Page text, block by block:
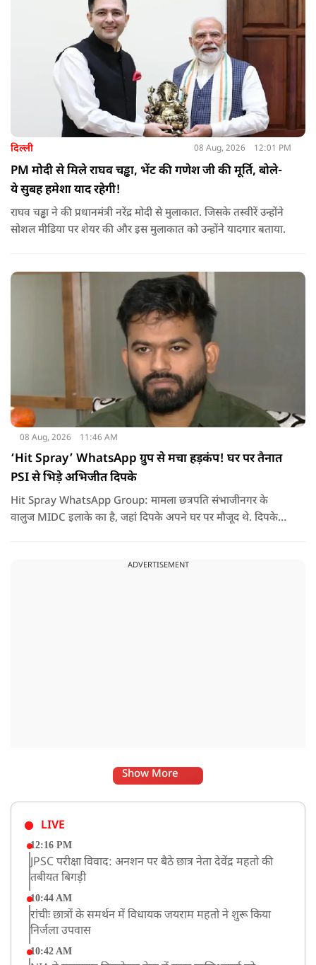
दिल्ली 08 Aug, 2026 12:01 PM
PM मोदी से मिले राघव चड्ढा, भेंट की गणेश जी की मूर्ति, बोले-
ये सुबह हमेशा याद रहेगी!
राघव चड्ढा ने की प्रधानमंत्री नरेंद्र मोदी से मुलाकात. जिसके तस्वीरें उन्होंने
सोशल मीडिया पर शेयर की और इस मुलाकात को उन्होंने यादगार बताया.
08 Aug, 2026 11:46 AM
‘Hit Spray’ WhatsApp ग्रुप से मचा हड़कंप! घर पर तैनात
PSI से भिड़े अभिजीत दिपके
Hit Spray WhatsApp Group: मामला छत्रपति संभाजीनगर के
वालुज MIDC इलाके का है, जहां दिपके अपने घर पर मौजूद थे. दिपके
को लेकर दिपके की पुलिस अधिकारी से तीखी बहस हो गई.
ADVERTISEMENT
Show More
LIVE
12:16 PM
JPSC परीक्षा विवाद: अनशन पर बैठे छात्र नेता देवेंद्र महतो की
तबीयत बिगड़ी
10:44 AM
रांचीः छात्रों के समर्थन में विधायक जयराम महतो ने शुरू किया
निर्जला उपवास
10:42 AM